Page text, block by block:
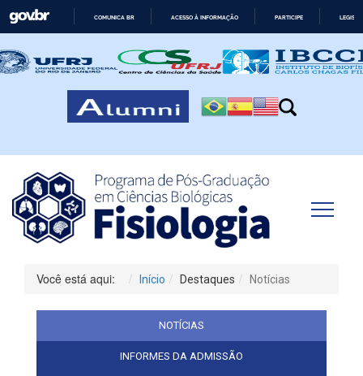
PARA
O
CONTEÚDO
COMUNICA BR ACESSO À INFORMAÇÃO PARTICIPE
Você está aqui: Início Destaques Notícias
NOTÍCIAS
INFORMES DA ADMISSÃO